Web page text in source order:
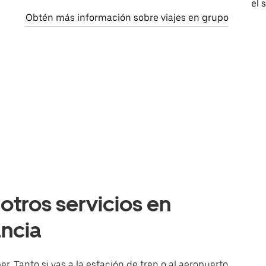
Obtén más información sobre viajes en grupo
el
servicios en